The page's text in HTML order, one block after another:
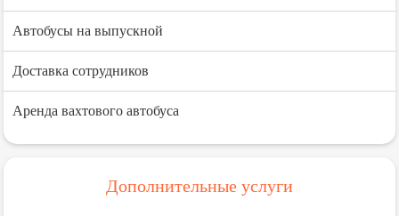
Автобусы на выпускной
Доставка сотрудников
Аренда вахтового автобуса
Дополнительные услуги